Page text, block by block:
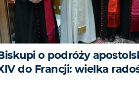
o podróży
do Francji: wielka